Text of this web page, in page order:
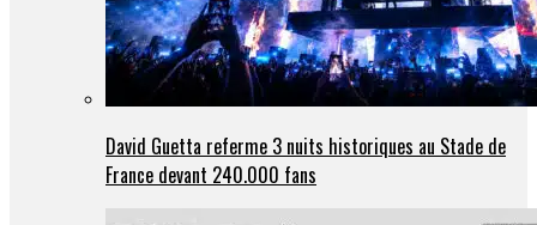
David Guetta referme 3 nuits historiques au Stade de
France devant 240.000 fans